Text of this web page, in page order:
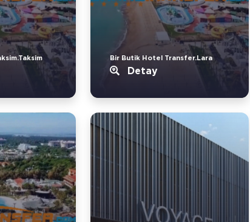
Bir Butik Hotel Transfer.Lara
Detay